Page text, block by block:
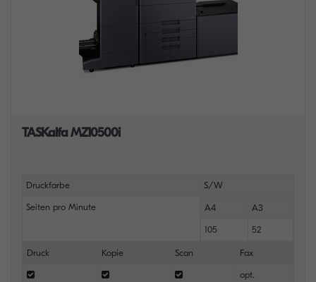
TASKalfa MZ10500i
Druckfarbe S/W
Seiten pro Minute A4 A3
105 52
Druck Kopie Scan Fax
opt.